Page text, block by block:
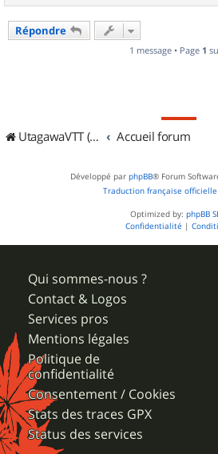
Répondre
1 message • Page 1
UtagawaVTT (Randos VTT et VTTAE avec traces GPS) Accueil forum
Développé par phpBB® Forum
Traduction française officielle
Optimized by: phpBB
Confidentialité |
Qui sommes-nous ?
Contact & Logos
Services pros
Mentions légales
Politique de
confidentialité
Consentement / Cookies
Stats des traces GPX
Status des services